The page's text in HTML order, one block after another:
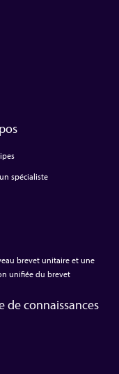
spécialiste
brevet unitaire et une
unifiée du brevet
de connaissances